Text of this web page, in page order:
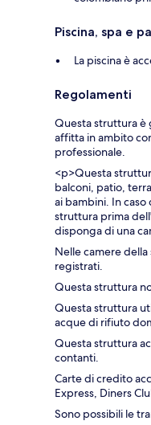
Piscina, spa e
La piscina è
Regolamenti
Questa struttura è
affitta in ambito
professionale.
<p>Questa
balconi, patio,
ai bambini. In
struttura prima
disponga di una
Nelle camere
registrati.
Questa struttura
Questa struttura
acque di rifiuto
Questa struttura
contanti.
Carte di credito
Express, Diners
Sono possibili le